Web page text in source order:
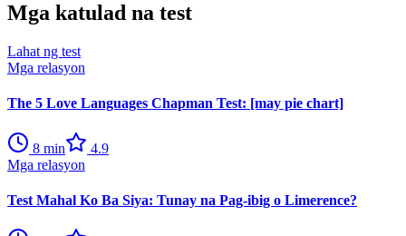
Mga katulad na test
Lahat ng test
Mga relasyon
The 5 Love Languages Chapman Test: [may pie chart]
8 min
4.9
Mga relasyon
Test Mahal Ko Ba Siya: Tunay na Pag-ibig o Limerence?